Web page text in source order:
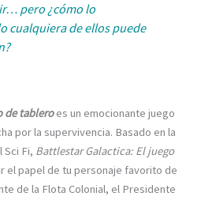
pero ¿cómo lo
cualquiera de ellos puede
de tableroes un emocionante juego
por la supervivencia. Basado en la
Sci Fi, Battlestar Galactica: El juego
el papel de tu personaje favorito de
de la Flota Colonial, el Presidente